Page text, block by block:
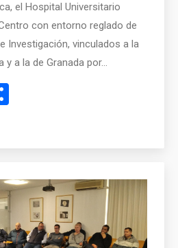
el Hospital Universitario
con entorno reglado de
Investigación, vinculados a la
y a la de Granada por…